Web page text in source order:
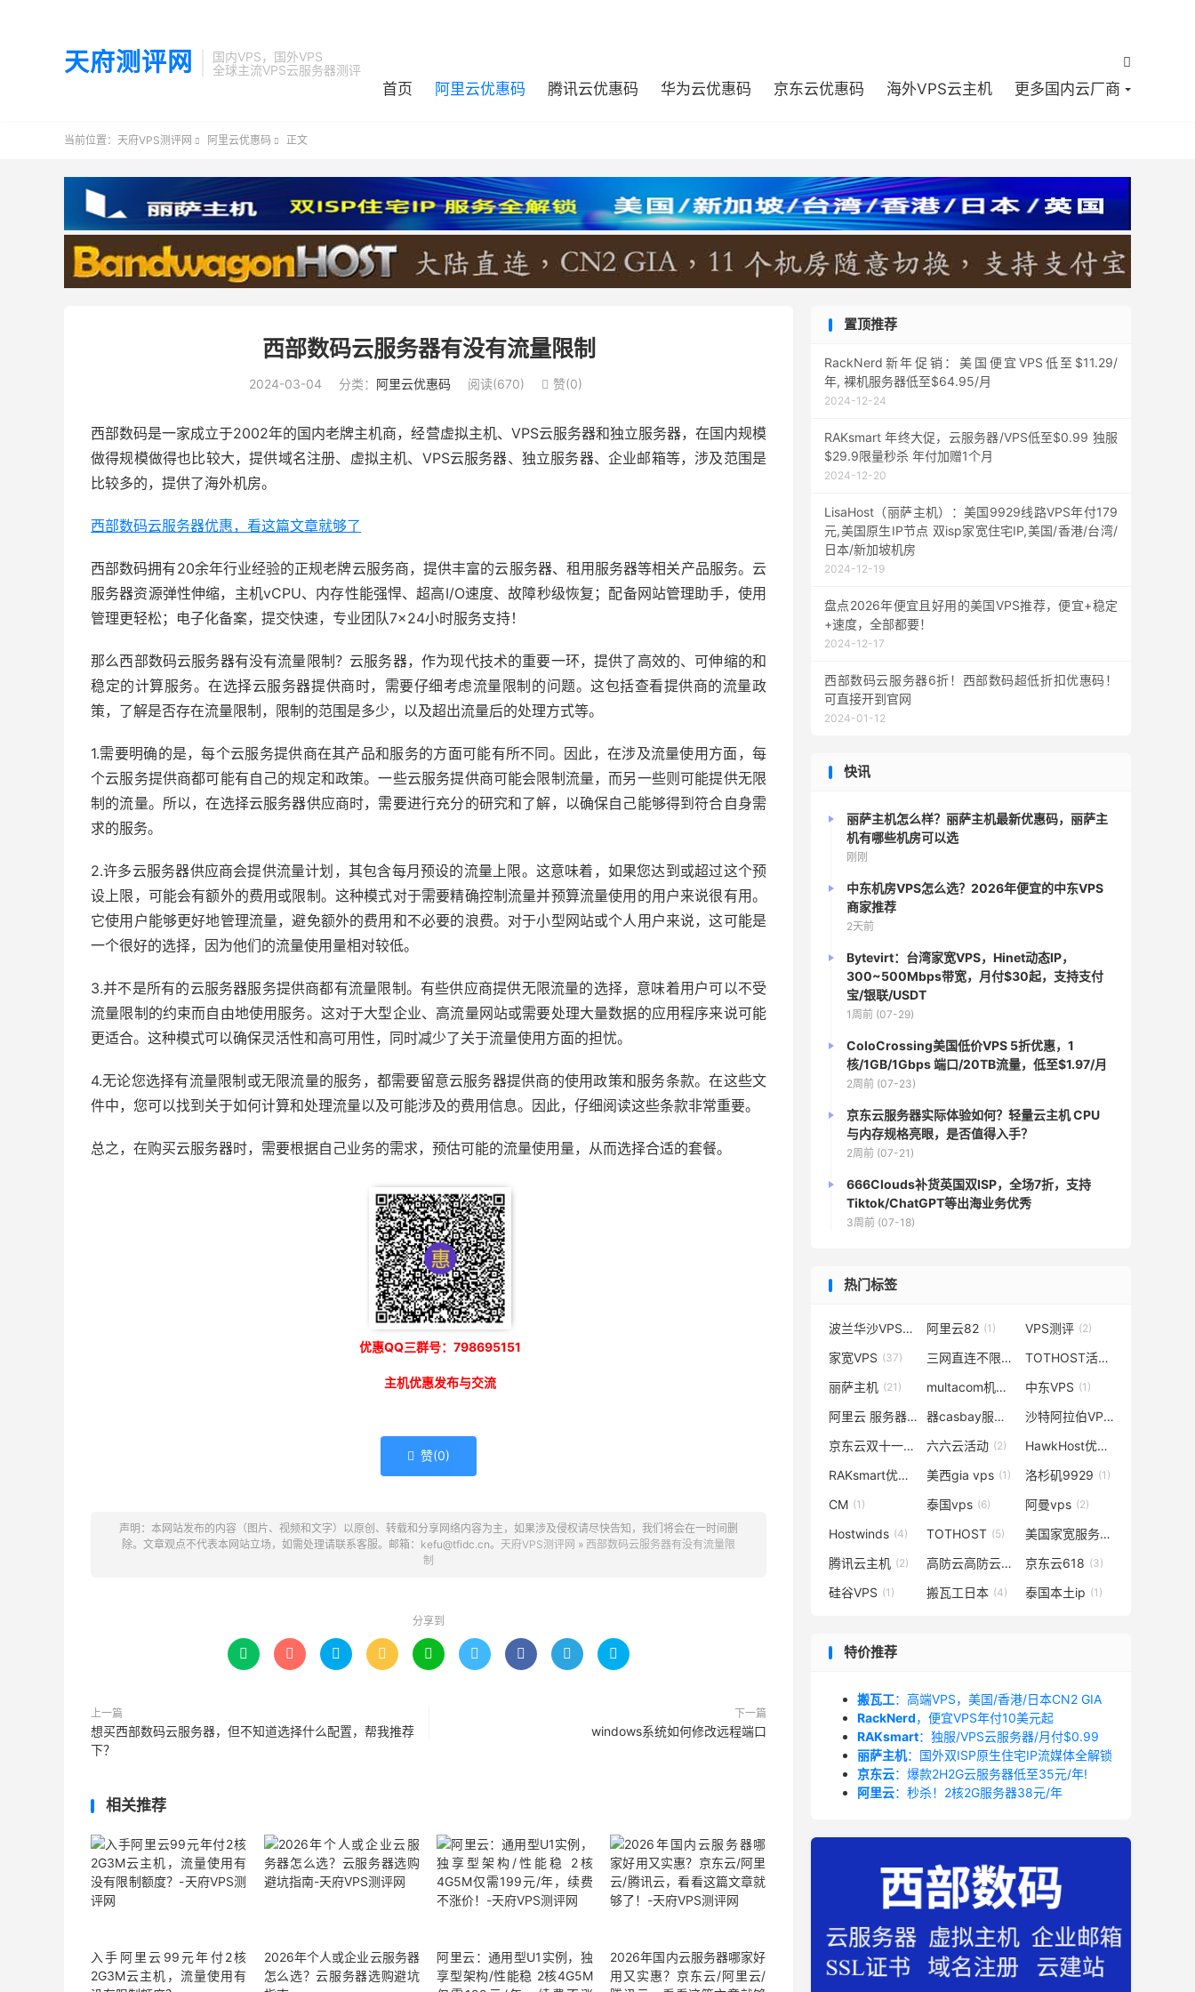
天府测评网
国内VPS，国外VPS
全球主流VPS云服务器测评

首页 阿里云优惠码 腾讯云优惠码 华为云优惠码 京东云优惠码 海外VPS云主机 更多国内云厂商
当前位置： 天府VPS测评网  阿里云优惠码  正文
西部数码云服务器有没有流量限制
2024-03-04 分类： 阿里云优惠码 阅读(670)  赞(0)
西部数码是一家成立于2002年的国内老牌主机商，经营虚拟主机、VPS云服务器和独立服务器，在国内规模
做得规模做得也比较大，提供域名注册、虚拟主机、VPS云服务器、独立服务器、企业邮箱等，涉及范围是
比较多的，提供了海外机房。
西部数码云服务器优惠，看这篇文章就够了
西部数码拥有20余年行业经验的正规老牌云服务商，提供丰富的云服务器、租用服务器等相关产品服务。云
服务器资源弹性伸缩，主机vCPU、内存性能强悍、超高I/O速度、故障秒级恢复；配备网站管理助手，使用
管理更轻松；电子化备案，提交快速，专业团队7×24小时服务支持！
那么西部数码云服务器有没有流量限制？云服务器，作为现代技术的重要一环，提供了高效的、可伸缩的和
稳定的计算服务。在选择云服务器提供商时，需要仔细考虑流量限制的问题。这包括查看提供商的流量政
策，了解是否存在流量限制，限制的范围是多少，以及超出流量后的处理方式等。
1.需要明确的是，每个云服务提供商在其产品和服务的方面可能有所不同。因此，在涉及流量使用方面，每
个云服务提供商都可能有自己的规定和政策。一些云服务提供商可能会限制流量，而另一些则可能提供无限
制的流量。所以，在选择云服务器供应商时，需要进行充分的研究和了解，以确保自己能够得到符合自身需
求的服务。
2.许多云服务器供应商会提供流量计划，其包含每月预设的流量上限。这意味着，如果您达到或超过这个预
设上限，可能会有额外的费用或限制。这种模式对于需要精确控制流量并预算流量使用的用户来说很有用。
它使用户能够更好地管理流量，避免额外的费用和不必要的浪费。对于小型网站或个人用户来说，这可能是
一个很好的选择，因为他们的流量使用量相对较低。
3.并不是所有的云服务器服务提供商都有流量限制。有些供应商提供无限流量的选择，意味着用户可以不受
流量限制的约束而自由地使用服务。这对于大型企业、高流量网站或需要处理大量数据的应用程序来说可能
更适合。这种模式可以确保灵活性和高可用性，同时减少了关于流量使用方面的担忧。
4.无论您选择有流量限制或无限流量的服务，都需要留意云服务器提供商的使用政策和服务条款。在这些文
件中，您可以找到关于如何计算和处理流量以及可能涉及的费用信息。因此，仔细阅读这些条款非常重要。
总之，在购买云服务器时，需要根据自己业务的需求，预估可能的流量使用量，从而选择合适的套餐。
优惠QQ三群号：798695151
主机优惠发布与交流
 赞(0)
声明：本网站发布的内容（图片、视频和文字）以原创、转载和分享网络内容为主，如果涉及侵权请尽快告知，我们将会在一时间删
除。文章观点不代表本网站立场，如需处理请联系客服。邮箱：kefu@tfidc.cn。 天府VPS测评网 » 西部数码云服务器有没有流量限
制
分享到
        
上一篇
想买西部数码云服务器，但不知道选择什么配置，帮我推荐
下？
下一篇
windows系统如何修改远程端口
相关推荐
入手阿里云99元年付2核
2G3M云主机，流量使用有
2026年个人或企业云服务器
怎么选？云服务器选购避坑
阿里云：通用型U1实例，独
享型架构/性能稳 2核4G5M
2026年国内云服务器哪家好
用又实惠？京东云/阿里云/
置顶推荐
RackNerd新年促销：美国便宜VPS低至$11.29/
年, 裸机服务器低至$64.95/月
2024-12-24
RAKsmart 年终大促，云服务器/VPS低至$0.99 独服
$29.9限量秒杀 年付加赠1个月
2024-12-20
LisaHost（丽萨主机）：美国9929线路VPS年付179
元,美国原生IP节点 双isp家宽住宅IP,美国/香港/台湾/
日本/新加坡机房
2024-12-19
盘点2026年便宜且好用的美国VPS推荐，便宜+稳定
+速度，全部都要！
2024-12-17
西部数码云服务器6折！西部数码超低折扣优惠码！
可直接开到官网
2024-01-12
快讯
丽萨主机怎么样？丽萨主机最新优惠码，丽萨主
机有哪些机房可以选
刚刚
中东机房VPS怎么选？2026年便宜的中东VPS
商家推荐
2天前
Bytevirt：台湾家宽VPS，Hinet动态IP，
300~500Mbps带宽，月付$30起，支持支付
宝/银联/USDT
1周前 (07-29)
ColoCrossing美国低价VPS 5折优惠，1
核/1GB/1Gbps 端口/20TB流量，低至$1.97/月
2周前 (07-23)
京东云服务器实际体验如何？轻量云主机 CPU
与内存规格亮眼，是否值得入手？
2周前 (07-21)
666Clouds补货英国双ISP，全场7折，支持
Tiktok/ChatGPT等出海业务优秀
3周前 (07-18)
热门标签
波兰华沙VPS测评洛 (2)
阿里云82 (1) VPS测评 (2)
家宽VPS (37) 三网直连不限流量 (1) TOTHOST活动
丽萨主机 (21) multacom机房 (2)中东VPS (1)
阿里云 服务器(3) 器casbay服务器搭建 (1) 沙特阿拉伯VPS
京东云双十一
(2) 六六云活动 (2) HawkHost优惠码
RAKsmart优惠码 (11)
美西gia vps (1) 洛杉矶9929 (1)
CM (1) 泰国vps (6) 阿曼vps (2)
Hostwinds (4) TOTHOST (5) 美国家宽服务器
腾讯云主机 (2) 高防云高防云服务器 (1)
京东云618 (3)
硅谷VPS (1) 搬瓦工日本 (4) 泰国本土ip (1)
特价推荐
搬瓦工：高端VPS，美国/香港/日本CN2 GIA
RackNerd，便宜VPS年付10美元起
RAKsmart：独服/VPS云服务器/月付$0.99
丽萨主机：国外双ISP原生住宅IP流媒体全解锁
京东云：爆款2H2G云服务器低至35元/年!
阿里云：秒杀！2核2G服务器38元/年